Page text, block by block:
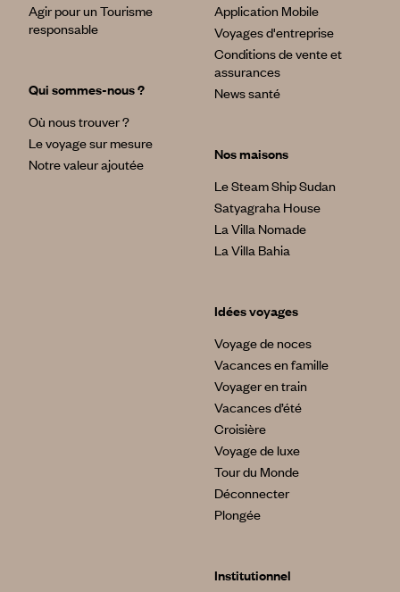
Agir pour un Tourisme
responsable
Qui sommes-nous ?
Où nous trouver ?
Le voyage sur mesure
Notre valeur ajoutée
Application Mobile
Voyages d'entreprise
Conditions de vente et
assurances
News santé
Nos maisons
Le Steam Ship Sudan
Satyagraha House
La Villa Nomade
La Villa Bahia
Idées voyages
Voyage de noces
Vacances en famille
Voyager en train
Vacances d’été
Croisière
Voyage de luxe
Tour du Monde
Déconnecter
Plongée
Institutionnel